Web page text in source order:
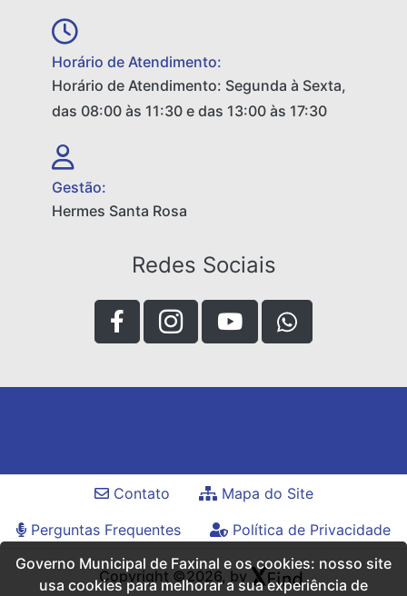
Horário de Atendimento:
Horário de Atendimento: Segunda à Sexta,
das 08:00 às 11:30 e das 13:00 às 17:30
Gestão:
Hermes Santa Rosa
Redes Sociais
Contato
Mapa do Site
Perguntas Frequentes
Política de Privacidade
Copyright ©2026, by
Governo Municipal de Faxinal e os cookies: nosso site
usa cookies para melhorar a sua experiência de